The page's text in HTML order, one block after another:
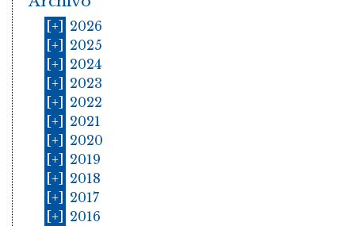
[+]
2026
[+]
2025
[+]
2024
[+]
2023
[+]
2022
[+]
2021
[+]
2020
[+]
2019
[+]
2018
[+]
2017
[+]
2016